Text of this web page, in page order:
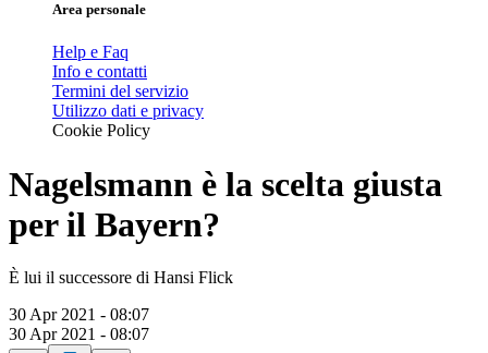
Area personale
Help e Faq
Info e contatti
Termini del servizio
Utilizzo dati e privacy
Cookie Policy
Nagelsmann è la scelta giusta
per il Bayern?
È lui il successore di Hansi Flick
30 Apr 2021 - 08:07
30 Apr 2021 - 08:07